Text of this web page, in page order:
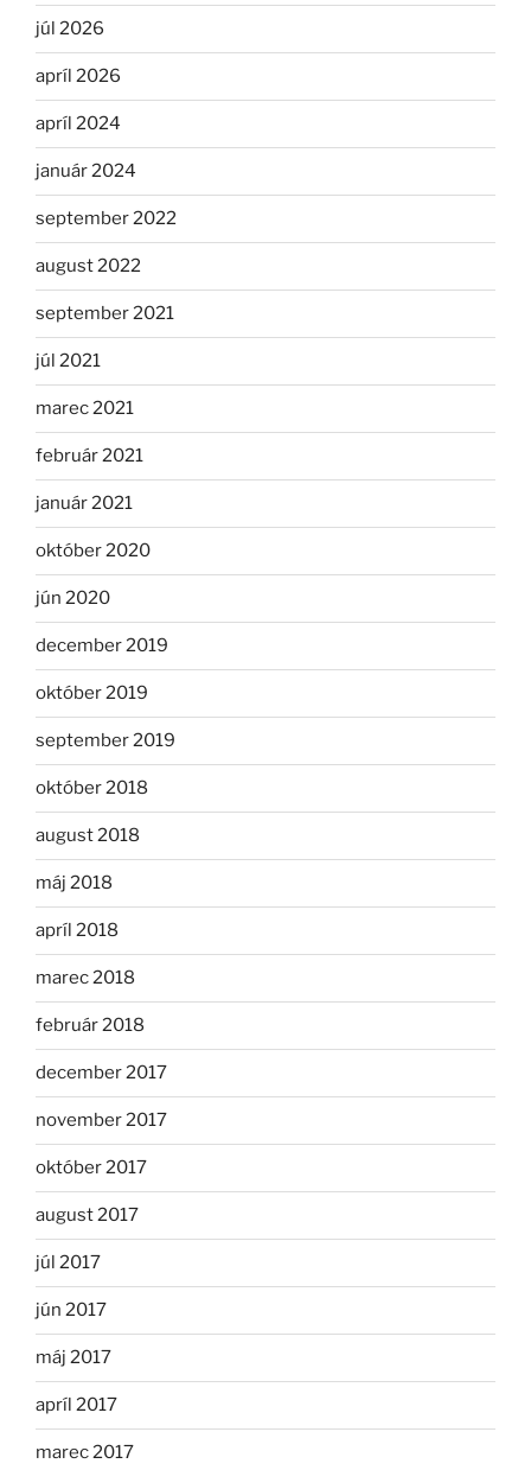
júl 2026
apríl 2026
apríl 2024
január 2024
september 2022
august 2022
september 2021
júl 2021
marec 2021
február 2021
január 2021
október 2020
jún 2020
december 2019
október 2019
september 2019
október 2018
august 2018
máj 2018
apríl 2018
marec 2018
február 2018
december 2017
november 2017
október 2017
august 2017
júl 2017
jún 2017
máj 2017
apríl 2017
marec 2017